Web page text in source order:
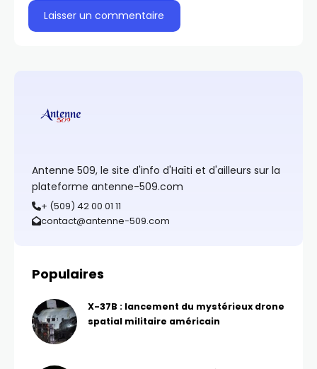
Antenne 509, le site d'info d'Haïti et d'ailleurs sur la
plateforme antenne-509.com
+ (509) 42 00 01 11
contact@antenne-509.com
Populaires
X-37B : lancement du mystérieux drone
spatial militaire américain